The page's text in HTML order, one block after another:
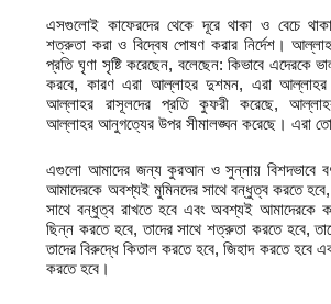
এসগুলোই কাফেরদের থেকে দূরে থাকা ও বেচে
শত্রুতা করা ও বিদ্বেষ পোষণ করার নির্দেশ।
প্রতি ঘৃণা সৃষ্টি করেছেন, বলেছেন: কিভাবে এদেরকে
করবে, কারণ এরা আল্লাহর দুশমন, এরা আল্লাহর
আল্লাহর রাসূলদের প্রতি কুফরী করেছে,
আল্লাহর আনুগত্যের উপর সীমালঙ্ঘন করেছে। এরা
এগুলো আমাদের জন্য কুরআন ও সুন্নায় বিশদভাবে
আমাদেরকে অবশ্যই মুমিনদের সাথে বন্ধুত্ব করতে
সাথে বন্ধুত্ব রাখতে হবে এবং অবশ্যই আমাদেরকে
ছিন্ন করতে হবে, তাদের সাথে শত্রুতা করতে হবে,
তাদের বিরুদ্ধে কিতাল করতে হবে, জিহাদ করতে হবে
করতে হবে।